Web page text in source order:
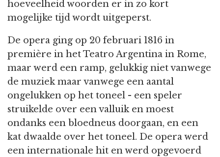
hoeveelheid woorden er in zo kort
mogelijke tijd wordt uitgeperst.
De opera ging op 20 februari 1816 in
première in het Teatro Argentina in Rome,
maar werd een ramp, gelukkig niet vanwege
de muziek maar vanwege een aantal
ongelukken op het toneel - een speler
struikelde over een valluik en moest
ondanks een bloedneus doorgaan, en een
kat dwaalde over het toneel. De opera werd
een internationale hit en werd opgevoerd